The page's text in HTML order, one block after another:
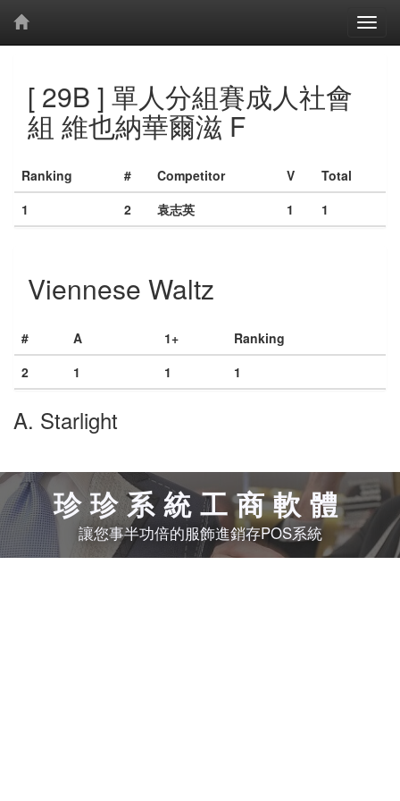
[ 29B ] 單人分組賽成人社會
組 維也納華爾滋 F
Ranking # Competitor V
Total
1
2 袁志英 1 1
Viennese Waltz
# A 1+
Ranking
2
1 1 1
A. Starlight
珍珍系統工商軟體
讓您事半功倍的服飾進銷存POS系統